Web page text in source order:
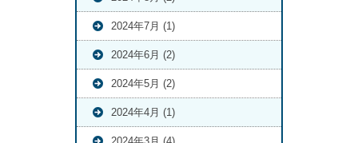
2024年7月 (1)
2024年6月 (2)
2024年5月 (2)
2024年4月 (1)